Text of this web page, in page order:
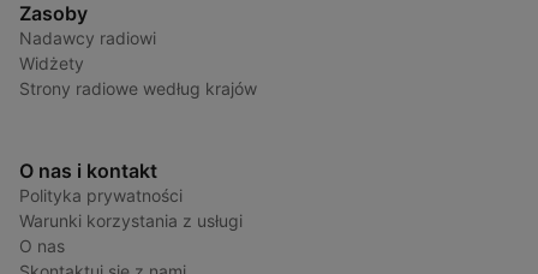
Zasoby
Nadawcy radiowi
Widżety
Strony radiowe według krajów
O nas i kontakt
Polityka prywatności
Warunki korzystania z usługi
O nas